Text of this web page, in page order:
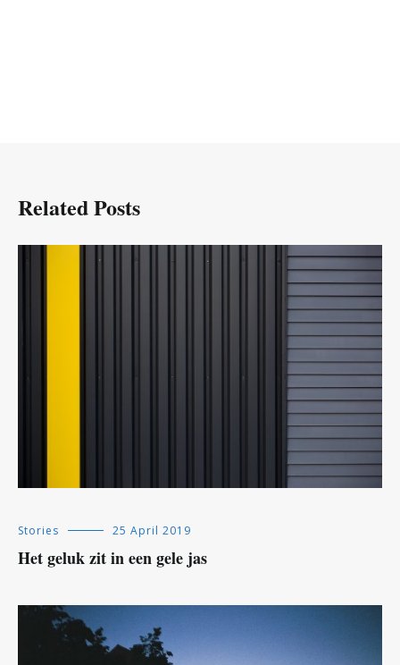
Related Posts
Stories 25 April 2019
Het geluk zit in een gele jas